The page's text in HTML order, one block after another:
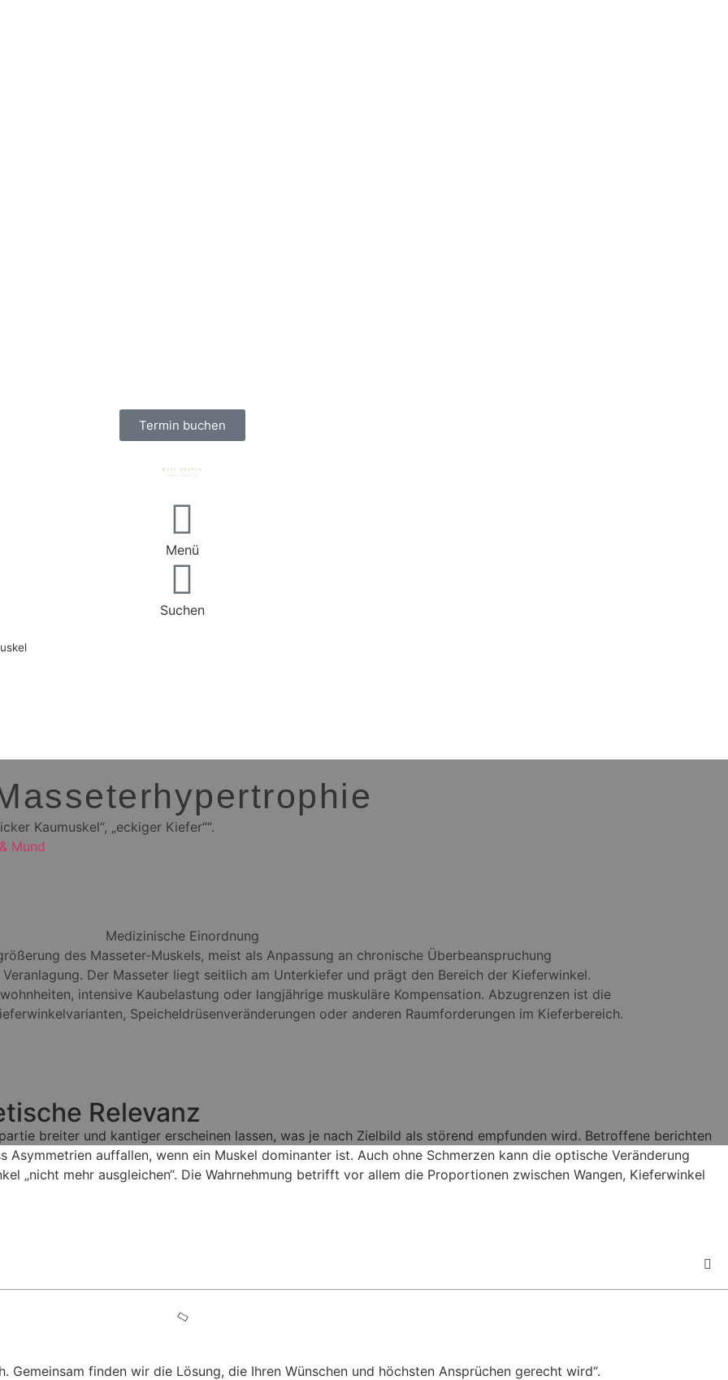
Termin buchen
Menü
Suchen
Kaumuskel“, „eckiger Kiefer““.
Mund
Medizinische Einordnung
des Masseter-Muskels, meist als Anpassung an chronische Überbeanspruchung
Der Masseter liegt seitlich am Unterkiefer und prägt den Bereich der Kieferwinkel.
intensive Kaubelastung oder langjährige muskuläre Kompensation. Abzugrenzen ist die
Speicheldrüsenveränderungen oder anderen Raumforderungen im Kieferbereich.
Relevanz
breiter und kantiger erscheinen lassen, was je nach Zielbild als störend empfunden wird. Betroffene berichten
auffallen, wenn ein Muskel dominanter ist. Auch ohne Schmerzen kann die optische Veränderung
„nicht mehr ausgleichen“. Die Wahrnehmung betrifft vor allem die Proportionen zwischen Wangen, Kieferwinkel
Gemeinsam finden wir die Lösung, die Ihren Wünschen und höchsten Ansprüchen gerecht wird“.